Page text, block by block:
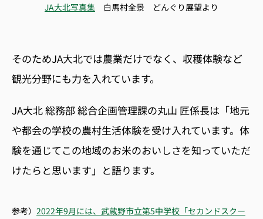
JA大北写真集 白馬村全景 どんぐり展望より
そのためJA大北では農業だけでなく、収穫体験など
観光分野にも力を入れています。
JA大北 総務部 総合企画管理課の丸山 匠係長は「地元
や都会の学校の農村生活体験を受け入れています。体
験を通じてこの地域のお米のおいしさを知っていただ
けたらと思います」と語ります。
参考） 2022年9月には、武蔵野市立第5中学校「セカンドスクー